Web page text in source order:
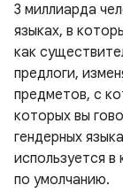
3 миллиарда
языках, в
как
предлоги,
предметов, с
которых вы
гендерных
используется в
по умолчанию.